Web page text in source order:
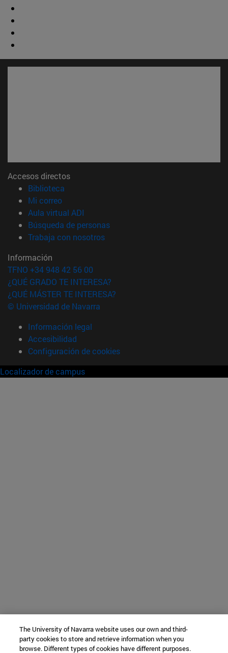
Accesos directos
Biblioteca
Mi correo(abre en nueva ventana)
Aula virtual ADI
Búsqueda de personas(abre en nueva ventana)
Trabaja con nosotros(abre en nueva ventana)
Información
TFNO +34 948 42 56 00
¿QUÉ GRADO TE INTERESA?
¿QUÉ MÁSTER TE INTERESA?
© Universidad de Navarra
Información legal
Accesibilidad
Configuración de cookies
Localizador de campus
The University of Navarra website uses our own and third-
party cookies to store and retrieve information when you
browse. Different types of cookies have different purposes.